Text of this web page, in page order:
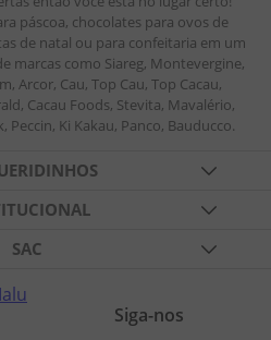
páscoa, chocolates para ovos de
de natal ou para confeitaria em um
marcas como Siareg, Montevergine,
Arcor, Cau, Top Cau, Top Cacau,
Cacau Foods, Stevita, Mavalério,
Peccin, Ki Kakau, Panco, Bauducco.
DE CHOCOLATES
DE GELATINA
DIVERSAS
DE AMENDOIM
SOMOS
CURSOS
SAC
DE PAGAMENTOSiga-nos